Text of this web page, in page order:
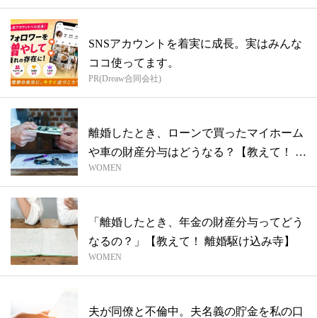
SNSアカウントを着実に成長。実はみんな
ココ使ってます。
PR(Dreaw合同会社)
離婚したとき、ローンで買ったマイホーム
や車の財産分与はどうなる？【教えて！ 離
婚...
WOMEN
「離婚したとき、年金の財産分与ってどう
なるの？」【教えて！ 離婚駆け込み寺】
WOMEN
夫が同僚と不倫中。夫名義の貯金を私の口